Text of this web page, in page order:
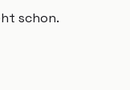
schon.